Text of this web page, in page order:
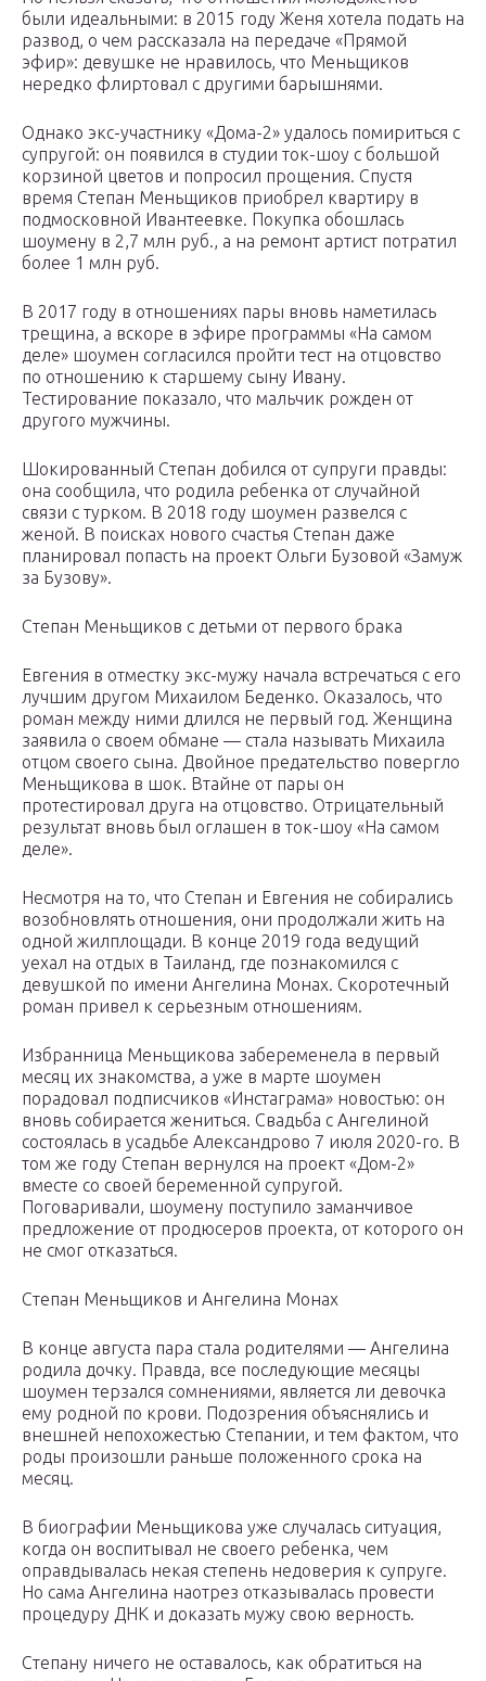
были идеальными: в 2015 году Женя хотела подать на
развод, о чем рассказала на передаче «Прямой
эфир»: девушке не нравилось, что Меньщиков
нередко флиртовал с другими барышнями.
Однако экс-участнику «Дома-2» удалось помириться с
супругой: он появился в студии ток-шоу с большой
корзиной цветов и попросил прощения. Спустя
время Степан Меньщиков приобрел квартиру в
подмосковной Ивантеевке. Покупка обошлась
шоумену в 2,7 млн руб., а на ремонт артист потратил
более 1 млн руб.
В 2017 году в отношениях пары вновь наметилась
трещина, а вскоре в эфире программы «На самом
деле» шоумен согласился пройти тест на отцовство
по отношению к старшему сыну Ивану.
Тестирование показало, что мальчик рожден от
другого мужчины.
Шокированный Степан добился от супруги правды:
она сообщила, что родила ребенка от случайной
связи с турком. В 2018 году шоумен развелся с
женой. В поисках нового счастья Степан даже
планировал попасть на проект Ольги Бузовой «Замуж
за Бузову».
Степан Меньщиков с детьми от первого брака
Евгения в отместку экс-мужу начала встречаться с его
лучшим другом Михаилом Беденко. Оказалось, что
роман между ними длился не первый год. Женщина
заявила о своем обмане — стала называть Михаила
отцом своего сына. Двойное предательство повергло
Меньщикова в шок. Втайне от пары он
протестировал друга на отцовство. Отрицательный
результат вновь был оглашен в ток-шоу «На самом
деле».
Несмотря на то, что Степан и Евгения не собирались
возобновлять отношения, они продолжали жить на
одной жилплощади. В конце 2019 года ведущий
уехал на отдых в Таиланд, где познакомился с
девушкой по имени Ангелина Монах. Скоротечный
роман привел к серьезным отношениям.
Избранница Меньщикова забеременела в первый
месяц их знакомства, а уже в марте шоумен
порадовал подписчиков «Инстаграма» новостью: он
вновь собирается жениться. Свадьба с Ангелиной
состоялась в усадьбе Александрово 7 июля 2020-го. В
том же году Степан вернулся на проект «Дом-2»
вместе со своей беременной супругой.
Поговаривали, шоумену поступило заманчивое
предложение от продюсеров проекта, от которого он
не смог отказаться.
Степан Меньщиков и Ангелина Монах
В конце августа пара стала родителями — Ангелина
родила дочку. Правда, все последующие месяцы
шоумен терзался сомнениями, является ли девочка
ему родной по крови. Подозрения объяснялись и
внешней непохожестью Степании, и тем фактом, что
роды произошли раньше положенного срока на
месяц.
В биографии Меньщикова уже случалась ситуация,
когда он воспитывал не своего ребенка, чем
оправдывалась некая степень недоверия к супруге.
Но сама Ангелина наотрез отказывалась провести
процедуру ДНК и доказать мужу свою верность.
Степану ничего не оставалось, как обратиться на